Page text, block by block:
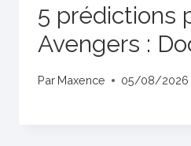
5 prédictions
Avengers :
Par Maxence 05/08/2026